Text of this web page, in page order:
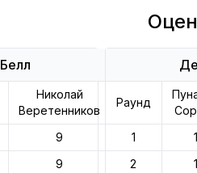
Николай
Веретенников
9
9
Раунд
1
2